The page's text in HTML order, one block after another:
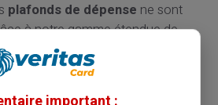
plafonds de dépense ne sont
à notre gamme étendue de
vous pouvez choisir parmi
: des comptes standard pour
comptes "Large Deposit"